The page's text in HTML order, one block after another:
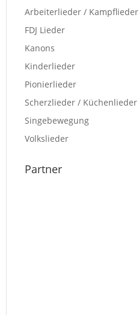
Arbeiterlieder / Kampflieder
FDJ Lieder
Kanons
Kinderlieder
Pionierlieder
Scherzlieder / Küchenlieder
Singebewegung
Volkslieder
Partner